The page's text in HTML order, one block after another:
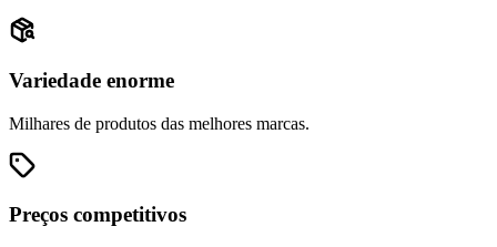
Variedade enorme
Milhares de produtos das melhores marcas.
Preços competitivos